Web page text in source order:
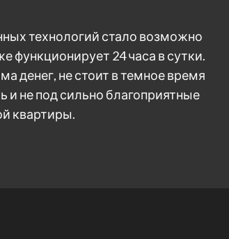
технологий стало возможно
функционирует 24 часа в сутки.
денег, не стоит в темное время
и не под сильно благоприятные
квартиры.